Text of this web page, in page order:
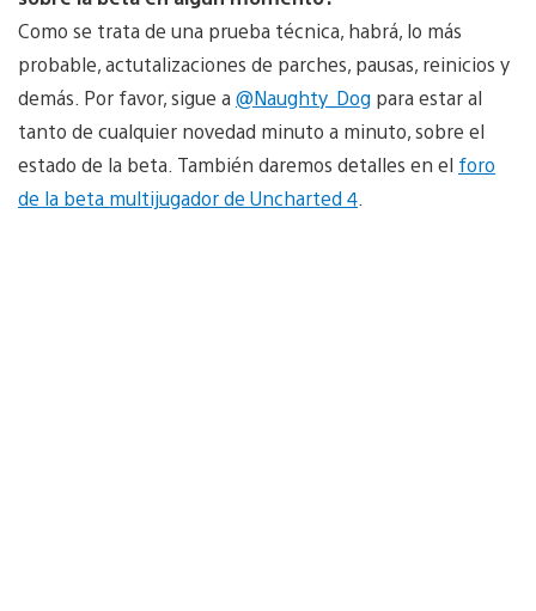
Como se trata de una prueba técnica, habrá, lo más
probable, actutalizaciones de parches, pausas, reinicios y
demás. Por favor, sigue a@Naughty_Dog para estar al
tanto de cualquier novedad minuto a minuto, sobre el
estado de la beta. También daremos detalles en el foro
de la beta multijugador de Uncharted 4.